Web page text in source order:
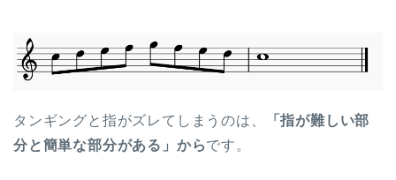
タンギングと指がズレてしまうのは、
「指が難しい部
分と簡単な部分がある」からです。